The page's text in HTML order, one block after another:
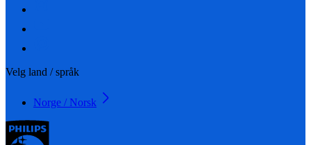
Velg land / språk
Norge / Norsk